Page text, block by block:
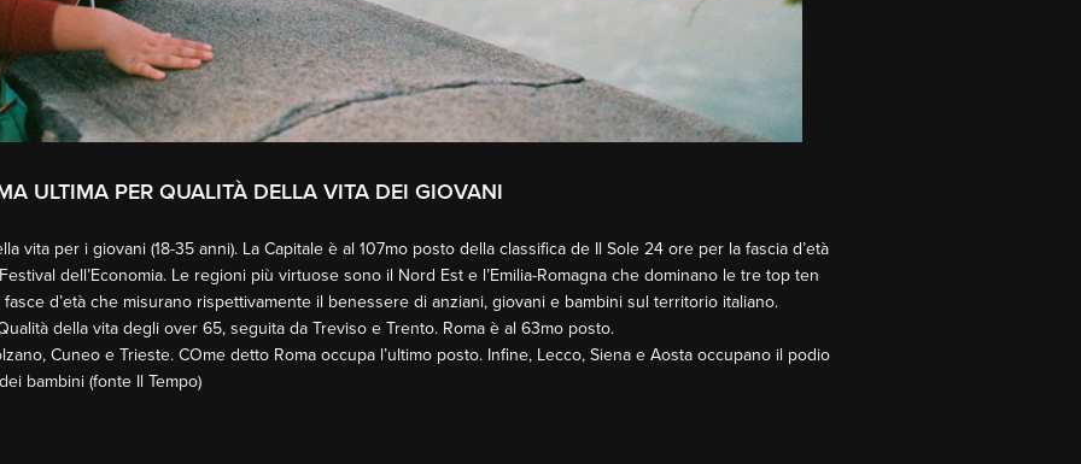
ULTIMA PER QUALITÀ DELLA VITA DEI GIOVANI
vita per i giovani (18-35 anni). La Capitale è al 107mo posto della classifica de Il Sole 24 ore per la fascia d’età
dell’Economia. Le regioni più virtuose sono il Nord Est e l’Emilia-Romagna che dominano le tre top ten
d’età che misurano rispettivamente il benessere di anziani, giovani e bambini sul territorio italiano.
della vita degli over 65, seguita da Treviso e Trento. Roma è al 63mo posto.
Cuneo e Trieste. COme detto Roma occupa l’ultimo posto. Infine, Lecco, Siena e Aosta occupano il podio
bambini (fonte Il Tempo)